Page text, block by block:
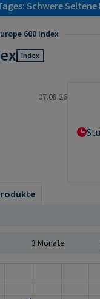
Schwere
600 Index
Index
07.08.26
3 Monate